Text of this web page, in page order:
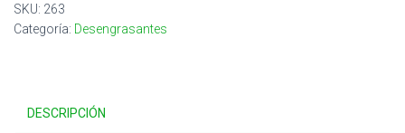
Hornos
y
SKU: 263
Categoría: Desengrasantes
DESCRIPCIÓN